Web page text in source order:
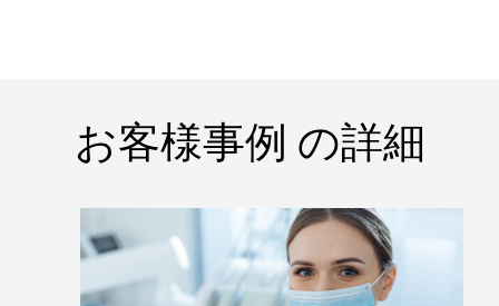
お客様事例 の詳細